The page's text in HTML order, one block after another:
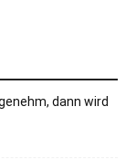
dann wird